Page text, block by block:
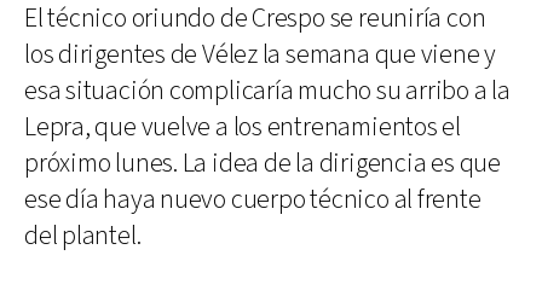
El técnico oriundo de Crespo se reuniría con
los dirigentes de Vélez la semana que viene y
esa situación complicaría mucho su arribo a la
Lepra, que vuelve a los entrenamientos el
próximo lunes. La idea de la dirigencia es que
ese día haya nuevo cuerpo técnico al frente
del plantel.